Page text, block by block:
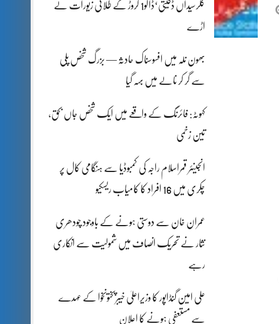
کلرسیداں ڈکیتی‘ڈاکو1 کروڑ کے طلائی زیورات لے
اڑے
بھون نلہ میں افسوسناک حادثہ — بزرگ شخص پلی
سے گر کر نالے میں بہہ گیا
کہوٹہ: فائرنگ کے واقعے میں ایک شخص جاں بحق،
تین زخمی
انجینئر قمراسلام راجہ کی کمبوڈیا سے ہنگامی کال پر
چکری میں 16 افراد کا کامیاب ریسکیو
عمران خان سے دوستی ہونے کے باوجود چودھری
نثار نے تحریک انصاف میں شمولیت سے انکاری
رہے
علی امین گنڈاپور کا وزیراعلیٰ خیبرپختونخوا کے عہدے
سے مستعفی ہونے کا اعلان